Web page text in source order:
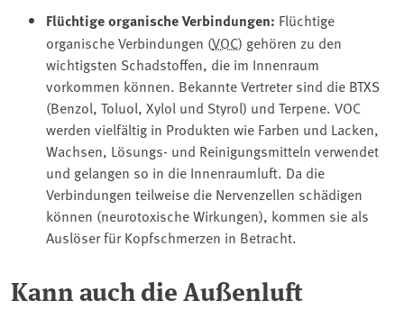
Flüchtige organische Verbindungen: Flüchtige
organische Verbindungen (VOC) gehören zu den
wichtigsten Schadstoffen, die im Innenraum
vorkommen können. Bekannte Vertreter sind die BTXS
(Benzol, Toluol, Xylol und Styrol) und Terpene. VOC
werden vielfältig in Produkten wie Farben und Lacken,
Wachsen, Lösungs- und Reinigungsmitteln verwendet
und gelangen so in die Innenraumluft. Da die
Verbindungen teilweise die Nervenzellen schädigen
können (neurotoxische Wirkungen), kommen sie als
Auslöser für Kopfschmerzen in Betracht.
Kann auch die Außenluft